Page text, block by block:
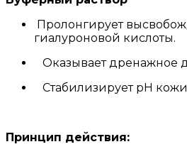
Пролонгирует
гиалуроновой кислоты.
Оказывает дренажное
Стабилизирует pH
Принцип действия: